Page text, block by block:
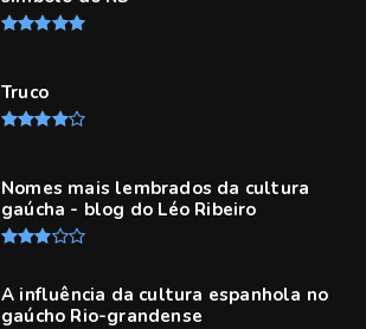
Truco
Nomes mais lembrados da cultura
gaúcha - blog do Léo Ribeiro
A influência da cultura espanhola no
gaúcho Rio-grandense